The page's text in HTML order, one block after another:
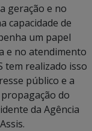
geração e no
capacidade de
um papel
e no atendimento
tem realizado isso
público e a
do
da Agência